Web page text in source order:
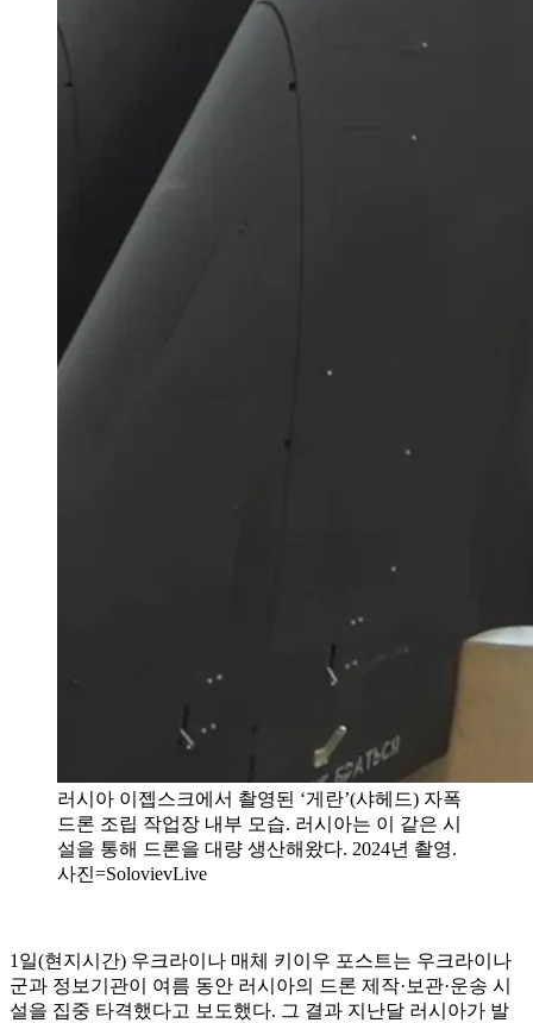
러시아 이젭스크에서 촬영된 ‘게란’(샤헤드) 자폭
드론 조립 작업장 내부 모습. 러시아는 이 같은 시
설을 통해 드론을 대량 생산해왔다. 2024년 촬영.
사진=SolovievLive
1일(현지시간) 우크라이나 매체 키이우 포스트는 우크라이나
군과 정보기관이 여름 동안 러시아의 드론 제작·보관·운송 시
설을 집중 타격했다고 보도했다. 그 결과 지난달 러시아가 발